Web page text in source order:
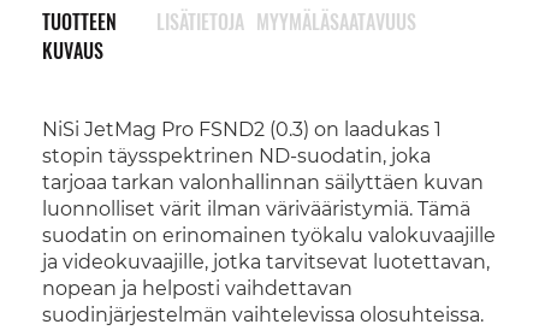
TUOTTEEN
KUVAUS
NiSi JetMag Pro FSND2 (0.3) on laadukas 1
stopin täysspektrinen ND-suodatin, joka
tarjoaa tarkan valonhallinnan säilyttäen kuvan
luonnolliset värit ilman värivääristymiä. Tämä
suodatin on erinomainen työkalu valokuvaajille
ja videokuvaajille, jotka tarvitsevat luotettavan,
nopean ja helposti vaihdettavan
suodinjärjestelmän vaihtelevissa olosuhteissa.
LISÄTIETOJA MYYMÄLÄSAATAVUUS